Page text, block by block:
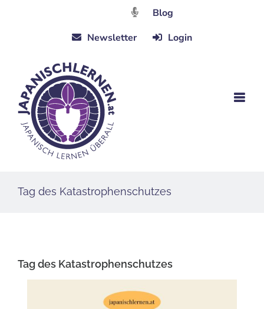
Blog
Newsletter
Login
Tag des Katastrophenschutzes
Tag des Katastrophenschutzes